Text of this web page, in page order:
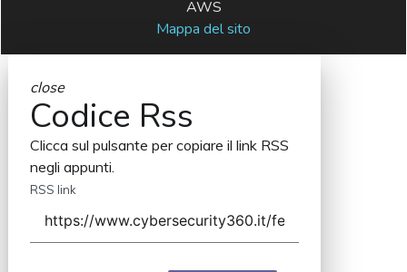
AWS
Mappa del sito
close
Codice Rss
Clicca sul pulsante per copiare il link RSS
negli appunti.
RSS link